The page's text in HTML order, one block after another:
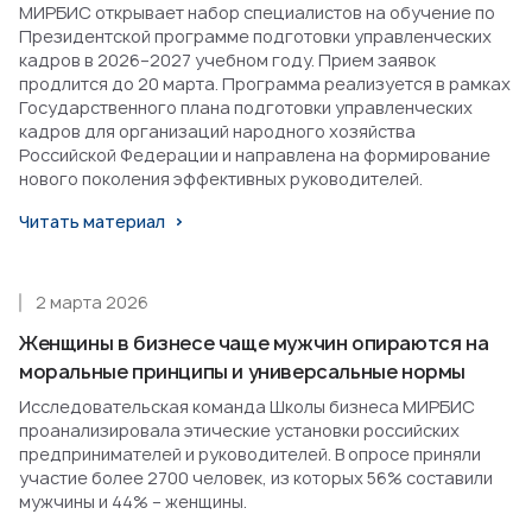
МИРБИС открывает набор специалистов на обучение по
Президентской программе подготовки управленческих
кадров в 2026–2027 учебном году. Прием заявок
продлится до 20 марта. Программа реализуется в рамках
Государственного плана подготовки управленческих
кадров для организаций народного хозяйства
Российской Федерации и направлена на формирование
нового поколения эффективных руководителей.
Читать материал
Женщины в бизнесе чаще мужчин опираются на
моральные принципы и универсальные нормы
2 марта 2026
Исследовательская команда Школы бизнеса МИРБИС
проанализировала этические установки российских
предпринимателей и руководителей. В опросе приняли
участие более 2700 человек, из которых 56% составили
мужчины и 44% – женщины.